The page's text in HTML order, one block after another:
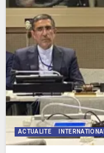
ACTUALITE